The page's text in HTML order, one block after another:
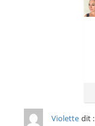
Violette dit :